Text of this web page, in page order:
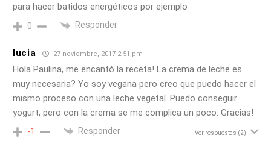
para hacer batidos energéticos por ejemplo
0 Responder
lucia 27 noviembre, 2017 2:51 pm
Hola Paulina, me encantó la receta! La crema de leche es
muy necesaria? Yo soy vegana pero creo que puedo hacer el
mismo proceso con una leche vegetal. Puedo conseguir
yogurt, pero con la crema se me complica un poco. Gracias!
-1 Responder Ver respuestas (2)